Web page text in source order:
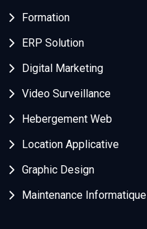
Formation
ERP Solution
Digital Marketing
Video Surveillance
Hebergement Web
Location Applicative
Graphic Design
Maintenance Informatique